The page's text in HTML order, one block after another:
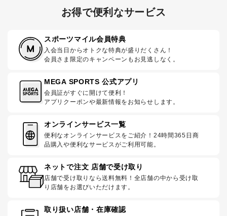
お得で便利なサービス
スポーツマイル会員特典
入会当日からオトクな特典が盛りだくさん！
会員さま限定のキャンペーンもお見逃しなく。
MEGA SPORTS 公式アプリ
会員証がすぐに開けて便利！
アプリクーポンや最新情報をお知らせします。
オンラインサービス一覧
便利なオンラインサービスをご紹介！24時間365日商
品購入や便利なサービスがご利用可能。
ネットで注文 店舗で受け取り
店舗で受け取りなら送料無料！全店舗の中から受け取
り店舗をお選びいただけます。
取り扱い店舗・在庫確認